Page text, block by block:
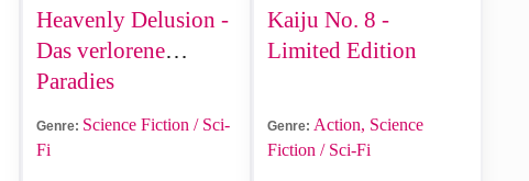
Heavenly Delusion -
Das verlorene
Paradies
Genre: Science Fiction / Sci-
Fi
Kaiju No. 8 -
Limited Edition
Genre: Action, Science
Fiction / Sci-Fi